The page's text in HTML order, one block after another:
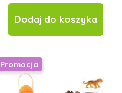
Dodaj do koszyka
Promocja